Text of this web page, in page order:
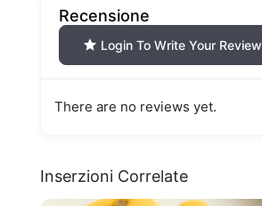
Recensione
Login To Write Your Review
There are no reviews yet.
Inserzioni Correlate